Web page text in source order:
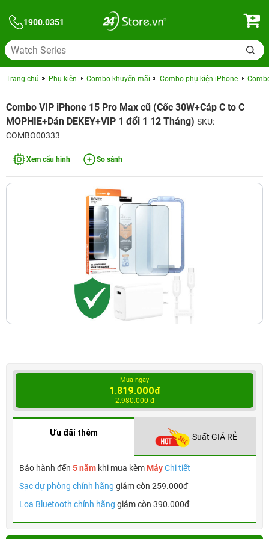
1900.0351
Trang chủ Phụ kiện Combo khuyến mãi Combo phụ kiện iPhone
Combo VIP iPhone 15 Pro Max cũ (Cốc 30W+Cáp C to C
MOPHIE+Dán DEKEY+VIP 1 đổi 1 12 Tháng) SKU:
COMBO00333
Xem cấu hình So sánh
Mua ngay
1.819.000đ
2.980.000 đ
Ưu đãi thêm Suất GIÁ RẺ
Bảo hành đến 5 năm khi mua kèm MáyChi tiết
Sạc dự phòng chính hãng giảm còn 259.000đ
Loa Bluetooth chính hãng giảm còn 390.000đ